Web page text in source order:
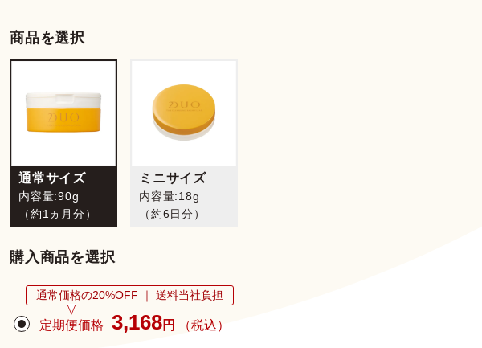
商品を選択
通常サイズ
内容量:90g
（約1ヵ月分）
ミニサイズ
内容量:18g
（約6日分）
購入商品を選択
定期便価格 3,168円 （税込）
通常価格の20%OFF ｜ 送料当社負担